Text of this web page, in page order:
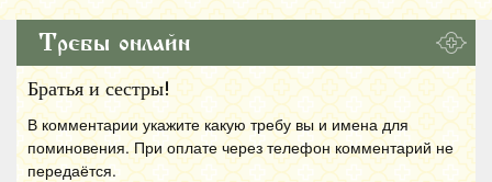
Требы онлайн
Братья и сестры!
В комментарии укажите какую требу вы и имена для
поминовения. При оплате через телефон комментарий не
передаётся.